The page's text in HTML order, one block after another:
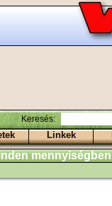
Keresés:
Linkek
mennyiségben